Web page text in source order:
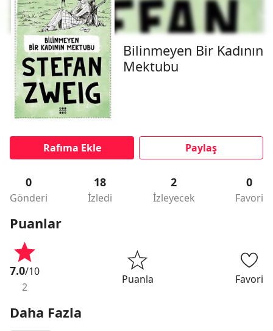
Bilinmeyen Bir Kadının
Mektubu
Rafıma Ekle Paylaş
0
Gönderi
18
İzledi
2
İzleyecek
0
Favori
Puanlar
7.0/10
2
Puanla Favori
Daha Fazla